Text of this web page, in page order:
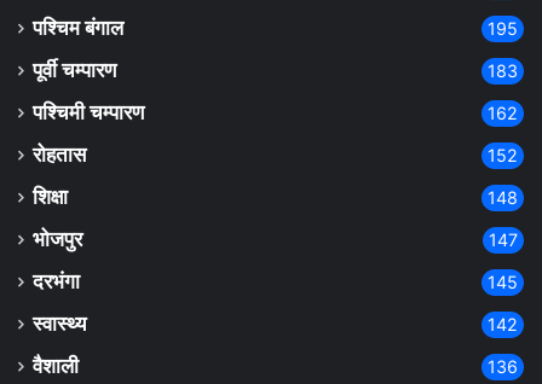
पश्चिम बंगाल 195
पूर्वी चम्पारण 183
पश्चिमी चम्पारण 162
रोहतास 152
शिक्षा 148
भोजपुर 147
दरभंगा 145
स्वास्थ्य 142
वैशाली 136